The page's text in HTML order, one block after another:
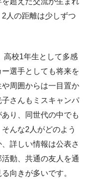
人の距離は少しずつ
高校1年生として多感
選手としても将来を
周囲からは一目置か
さんもミスキャンパ
り、同世代の中でも
んな2人がどのよう
詳しい情報は公表さ
動、共通の友人を通
向きが多いです。